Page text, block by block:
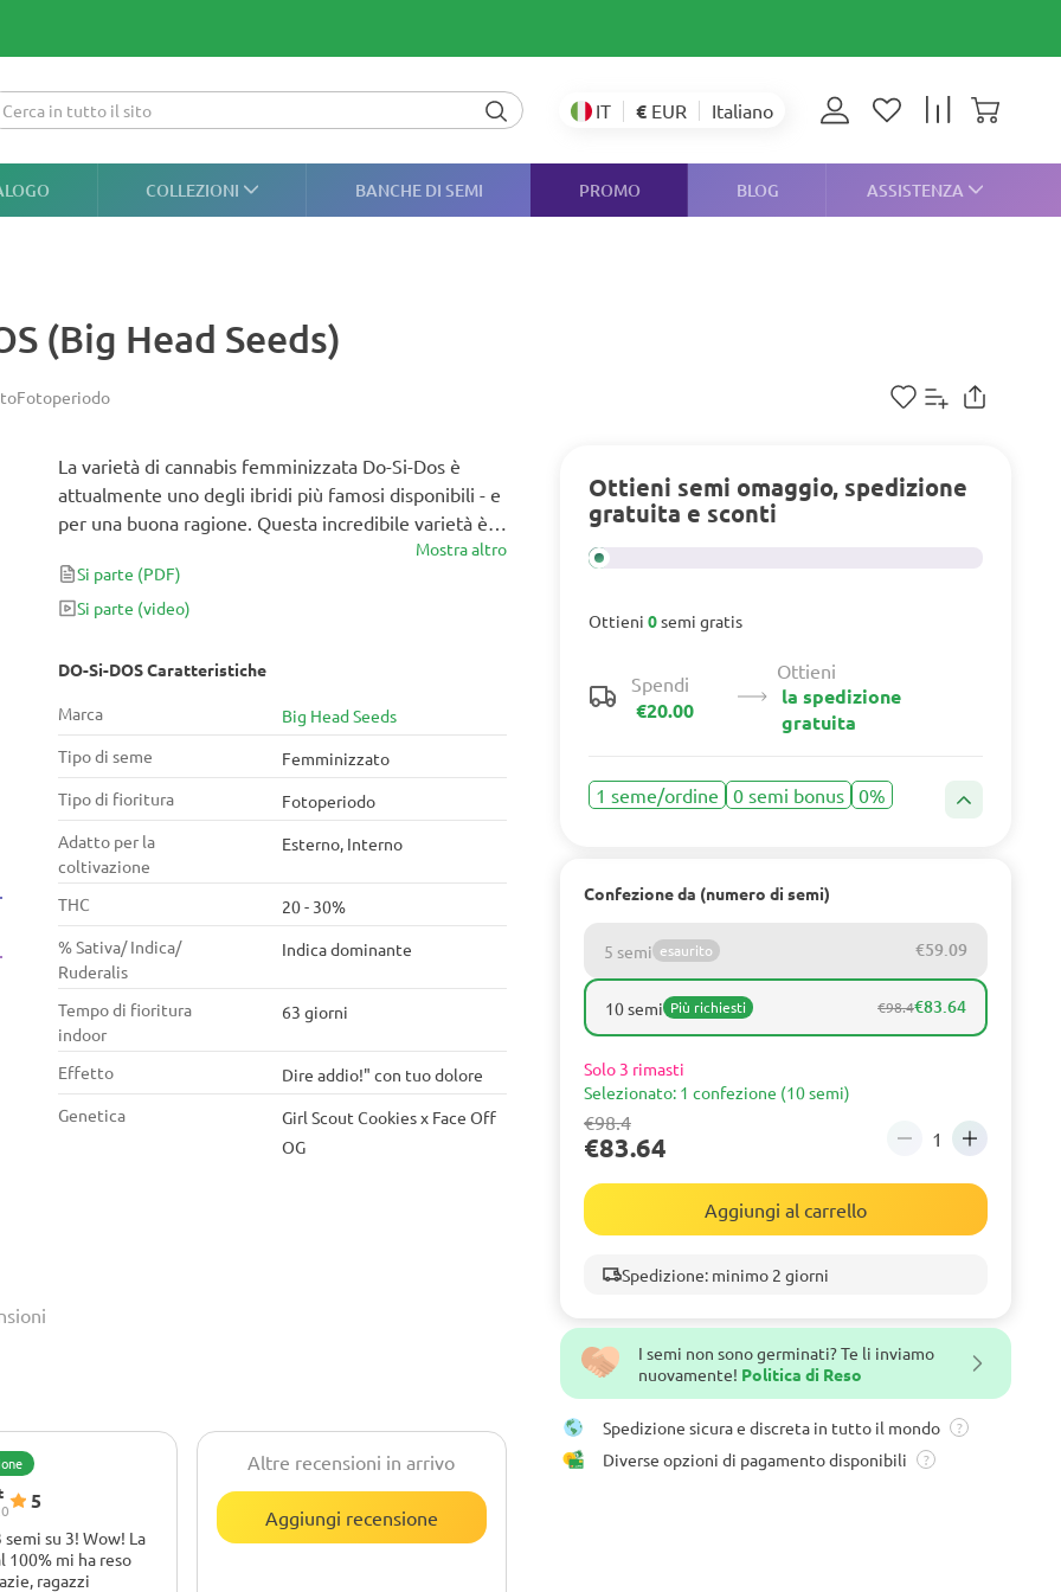
IT € EUR Italiano
COLLEZIONI BANCHE DI SEMI PROMO BLOG ASSISTENZA
(Big Head Seeds)
Fotoperiodo
DO-Si-DOS Caratteristiche
Marca
Big Head Seeds
Tipo di seme
Femminizzato
Tipo di fioritura
Fotoperiodo
Adatto per la
coltivazione
Esterno, Interno
THC
20 - 30%
% Sativa/ Indica/
Ruderalis
Indica dominante
Tempo di fioritura
indoor
63 giorni
Effetto
Dire addio!" con tuo dolore
Genetica
Girl Scout Cookies x Face Off
OG
5
su 3! Wow! La
100% mi ha reso
ragazzi
Altre recensioni in arrivo
Aggiungi recensione
La varietà di cannabis femminizzata Do-Si-Dos è
attualmente uno degli ibridi più famosi disponibili - e
per una buona ragione. Questa incredibile varietà è
nota per produrre fino a 400g/m² di cime scintillanti
in 9 settimane, ma non è tutto. Do-Si-Dos è capace di
un devastante contenuto di THC del 30%, che è
Mostra altro
Si parte (PDF)
Si parte (video)
Ottieni semi omaggio, spedizione
gratuita e sconti
Ottieni 0semi gratis
Spendi
€20.00
Ottieni
la spedizione
gratuita
1 seme/ordine 0 semi bonus 0%
Confezione da (numero di semi)
5 semi esaurito €59.09
10 semi Più richiesti €98.4€83.64
Solo 3 rimasti
Selezionato: 1 confezione (10 semi)
€98.4
€83.64
Aggiungi al carrello
Spedizione: minimo 2 giorni
I semi non sono germinati? Te li inviamo
nuovamente! Politica di Reso
Spedizione sicura e discreta in tutto il mondo ?
Diverse opzioni di pagamento disponibili ?